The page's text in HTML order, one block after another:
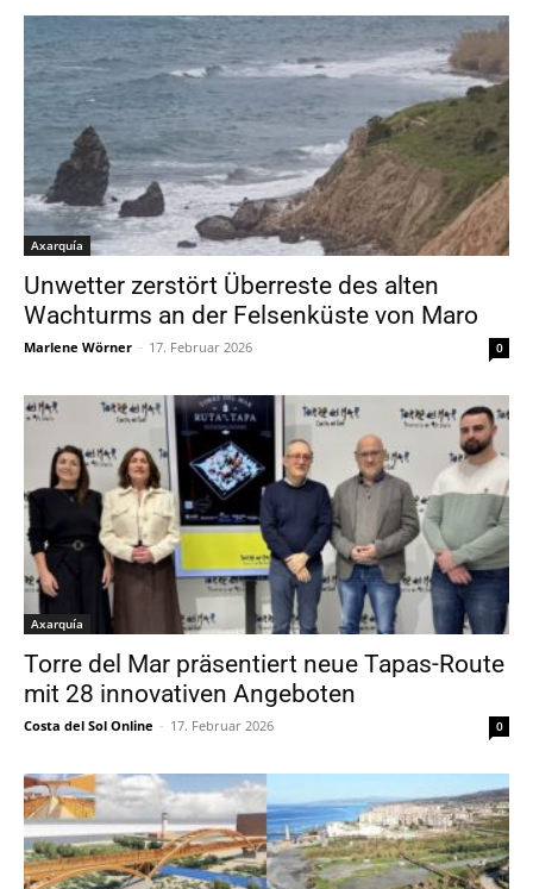
Axarquía
Unwetter zerstört Überreste des alten
Wachturms an der Felsenküste von Maro
Marlene Wörner - 17. Februar 2026 0
Axarquía
Torre del Mar präsentiert neue Tapas-Route
mit 28 innovativen Angeboten
Costa del Sol Online - 17. Februar 2026 0